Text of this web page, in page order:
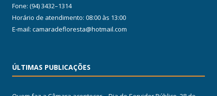
Fone: (94) 3432–1314
Horário de atendimento: 08:00 às 13:00
E-mail: camaradefloresta@hotmail.com
ÚLTIMAS PUBLICAÇÕES